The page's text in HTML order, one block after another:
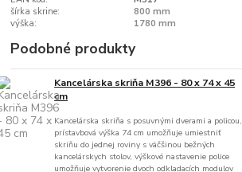
šírka skrine:
800 mm
výška:
1780 mm
Podobné produkty
Kancelárska skriňa M396 - 80 x 74 x 45
cm
Kancelárska skriňa s posuvnými dverami a policou,
prístavbová výška 74 cm umožňuje umiestniť
skriňu do jednej roviny s väčšinou bežných
kancelárskych stolov, výškové nastavenie police
umožňuje vytvorenie dvoch odkladacích modulov